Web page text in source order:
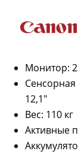
Монитор:
12,1"
Вес: 110 кг
Активные